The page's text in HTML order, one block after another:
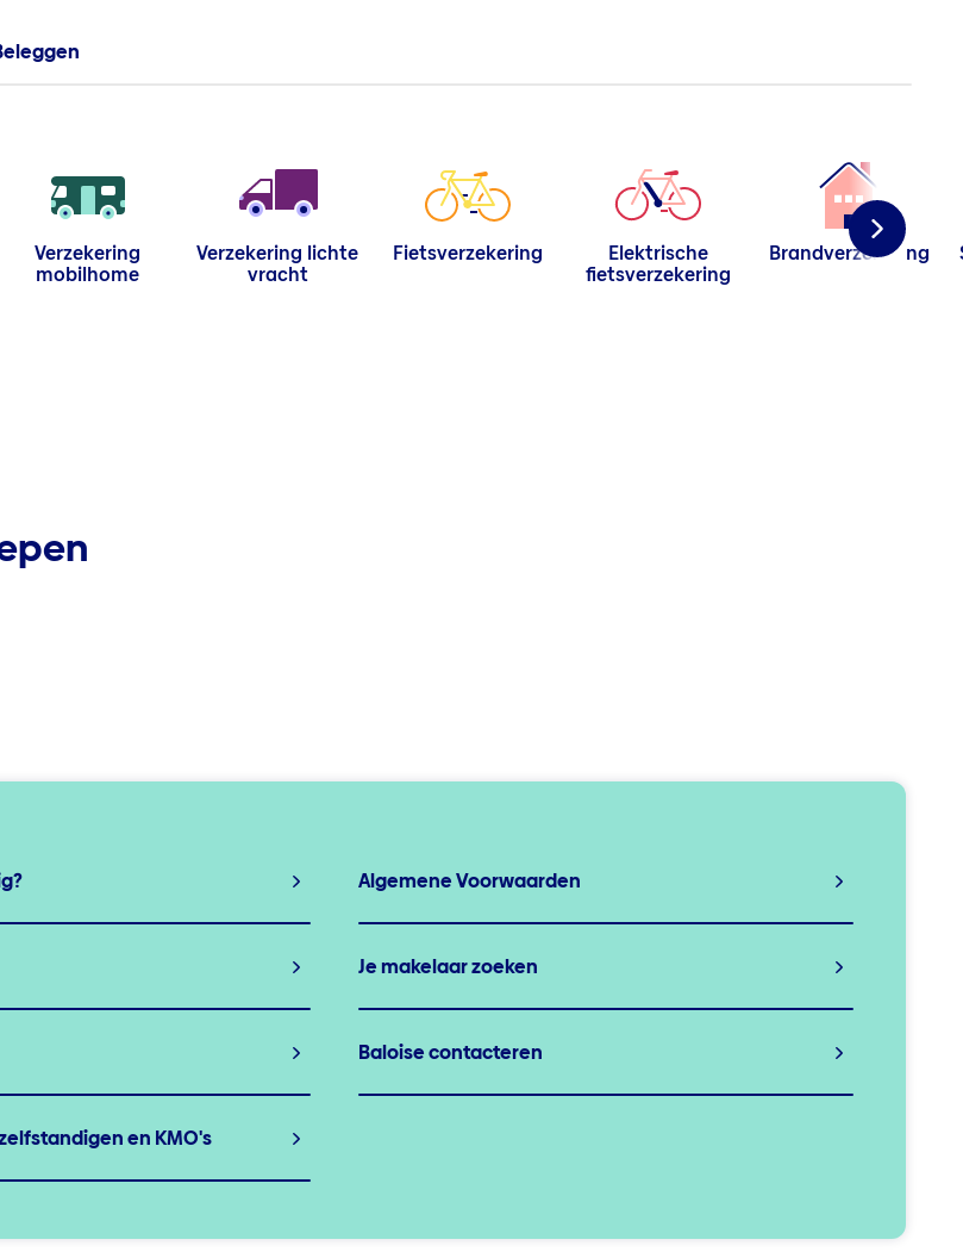
Verzekering
mobilhome
Verzekering lichte
vracht
Fietsverzekering Elektrische
fietsverzekering
Brandverzekering
Algemene Voorwaarden
Je makelaar zoeken
Baloise contacteren
en KMO's